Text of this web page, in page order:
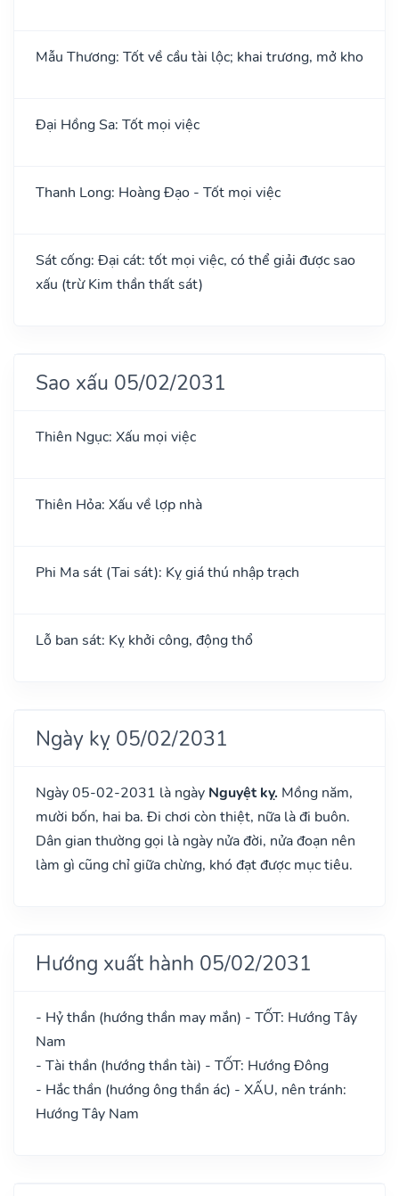
Mẫu Thương: Tốt về cầu tài lộc; khai trương, mở kho
Đại Hồng Sa: Tốt mọi việc
Thanh Long: Hoàng Đạo - Tốt mọi việc
Sát cống: Đại cát: tốt mọi việc, có thể giải được sao
xấu (trừ Kim thần thất sát)
Sao xấu 05/02/2031
Thiên Ngục: Xấu mọi việc
Thiên Hỏa: Xấu về lợp nhà
Phi Ma sát (Tai sát): Kỵ giá thú nhập trạch
Lỗ ban sát: Kỵ khởi công, động thổ
Ngày kỵ 05/02/2031
Ngày 05-02-2031 là ngày Nguyệt kỵ. Mồng năm,
mười bốn, hai ba. Đi chơi còn thiệt, nữa là đi buôn.
Dân gian thường gọi là ngày nửa đời, nửa đoạn nên
làm gì cũng chỉ giữa chừng, khó đạt được mục tiêu.
Hướng xuất hành 05/02/2031
- Hỷ thần (hướng thần may mắn) - TỐT: Hướng Tây
Nam
- Tài thần (hướng thần tài) - TỐT: Hướng Đông
- Hắc thần (hướng ông thần ác) - XẤU, nên tránh:
Hướng Tây Nam